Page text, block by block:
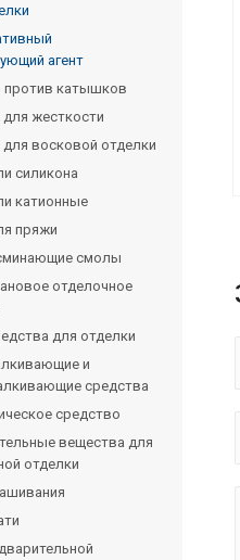
агент
против катышков
жесткости
восковой отделки
силикона
катионные
пряжи
смолы
отделочное
для отделки
и
средства
средство
вещества для
отделки